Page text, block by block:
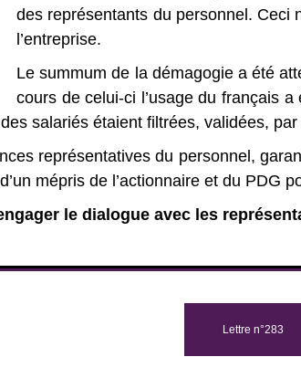
des représentants du personnel. Ceci
l’entreprise.
Le summum de la démagogie a été
cours de celui-ci l’usage du français
salariés étaient filtrées, validées,
représentatives du personnel,
mépris de l’actionnaire et du
le dialogue avec les
Lettre n°283